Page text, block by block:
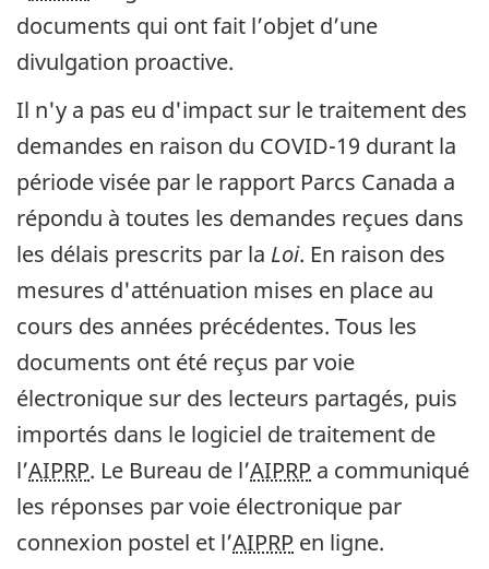
documents qui ont fait l’objet d’une
divulgation proactive.
Il n'y a pas eu d'impact sur le traitement des
demandes en raison du COVID-19 durant la
période visée par le rapport Parcs Canada a
répondu à toutes les demandes reçues dans
les délais prescrits par la Loi. En raison des
mesures d'atténuation mises en place au
cours des années précédentes. Tous les
documents ont été reçus par voie
électronique sur des lecteurs partagés, puis
importés dans le logiciel de traitement de
l’AIPRP. Le Bureau de l’AIPRP a communiqué
les réponses par voie électronique par
connexion postel et l’AIPRP en ligne.